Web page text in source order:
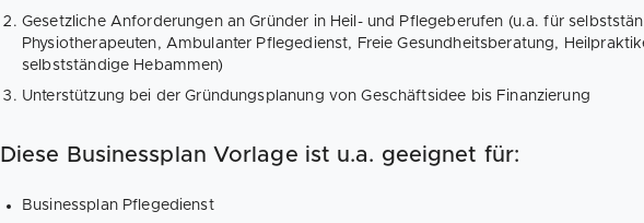
Gesetzliche Anforderungen an Gründer in Heil- und Pflegeberufen (u.a. für
Physiotherapeuten, Ambulanter Pflegedienst, Freie Gesundheitsberatung,
selbstständige Hebammen)
Unterstützung bei der Gründungsplanung von Geschäftsidee bis Finanzierung
Diese Businessplan Vorlage ist u.a. geeignet für:
Businessplan Pflegedienst